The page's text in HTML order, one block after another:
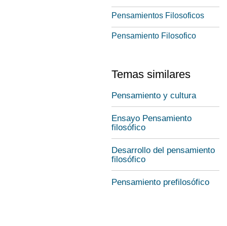
Pensamientos Filosoficos
Pensamiento Filosofico
Temas similares
Pensamiento y cultura
Ensayo Pensamiento
filosófico
Desarrollo del pensamiento
filosófico
Pensamiento prefilosófico